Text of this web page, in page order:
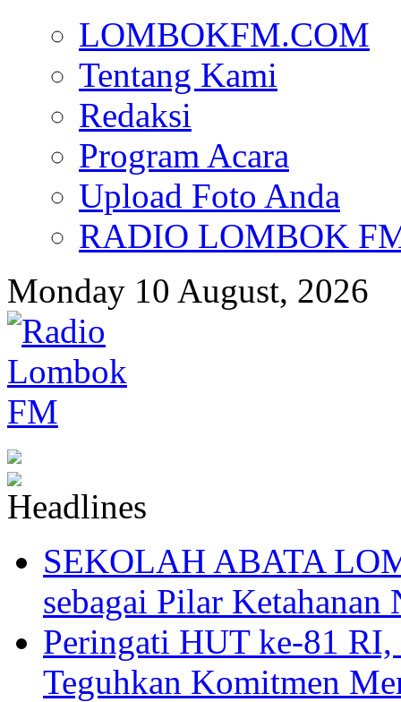
LOMBOKFM.COM
Tentang Kami
Redaksi
Program Acara
Upload Foto Anda
RADIO LOMBOK
Monday 10 August, 2026
SEKOLAH ABATA
sebagai Pilar Ketahanan
Peringati HUT ke-81
Teguhkan Komitmen